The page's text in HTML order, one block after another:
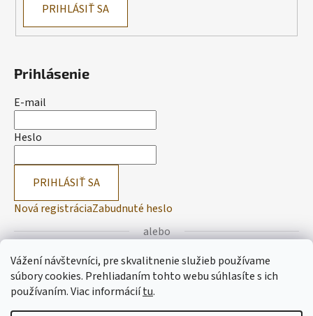
Vážení návštevníci, pre skvalitnenie služieb používame
súbory cookies. Prehliadaním tohto webu súhlasíte s ich
používaním.Viac informáciítu.
PRIHLÁSIŤ SA
Prihlásenie
E-mail
Heslo
PRIHLÁSIŤ SA
Nová registráciaZabudnuté heslo
alebo
Prihlásiť sa cez Facebook
Prihlásiť sa cez Google